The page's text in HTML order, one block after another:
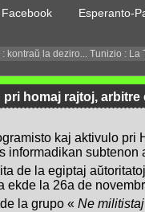
Facebook Esperanto-
kontraŭ la deziro... Tunizio : La
homaj rajtoj,
kaj aktivulo pri
informadikan subtenon
de la egiptaj
ekde la 26a de
la grupo « Ne